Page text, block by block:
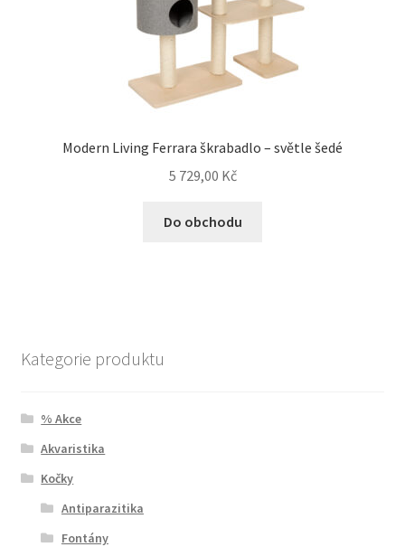
Modern Living Ferrara škrabadlo – světle šedé
5 729,00 Kč
Do obchodu
Kategorie produktu
% Akce
Akvaristika
Kočky
Antiparazitika
Fontány